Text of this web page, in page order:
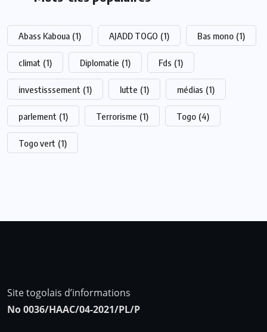
Abass Kaboua (1) AJADD TOGO (1) Bas mono (1)
climat (1) Diplomatie (1) Fds (1)
investisssement (1) lutte (1) médias (1)
parlement (1) Terrorisme (1) Togo (4)
Togo vert (1)
Site togolais d’informations
No 0036/HAAC/04-2021/PL/P